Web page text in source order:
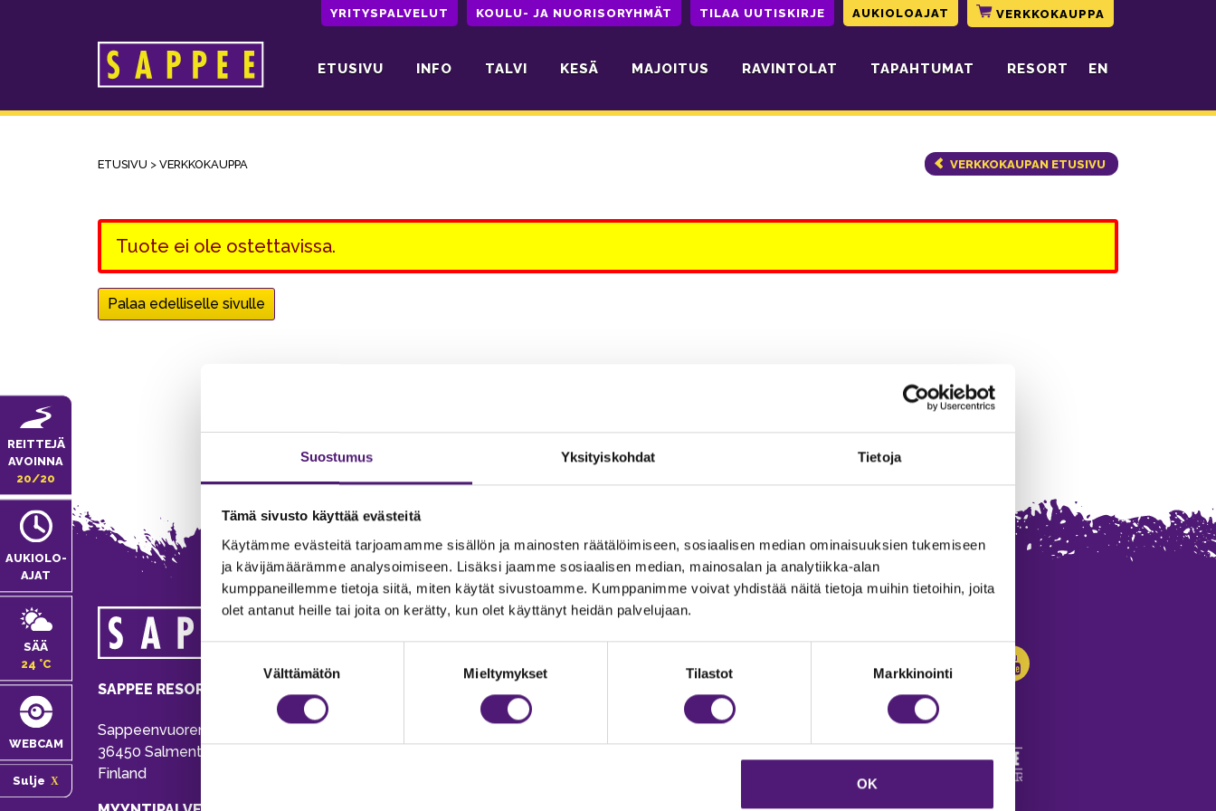
Suostumus Yksityiskohdat Tietoja
Tämä sivusto käyttää evästeitä
Käytämme evästeitä tarjoamamme sisällön ja mainosten räätälöimiseen, sosiaalisen median ominaisuuksien tukemiseen
ja kävijämäärämme analysoimiseen. Lisäksi jaamme sosiaalisen median, mainosalan ja analytiikka-alan
kumppaneillemme tietoja siitä, miten käytät sivustoamme. Kumppanimme voivat yhdistää näitä tietoja muihin tietoihin, joita
olet antanut heille tai joita on kerätty, kun olet käyttänyt heidän palvelujaan.
Välttämätön Mieltymykset Tilastot Markkinointi
OK
YRITYSPALVELUT KOULU- JA NUORISORYHMÄT TILAA UUTISKIRJE AUKIOLOAJAT VERKKOKAUPPA
Päävalikko ETUSIVU INFO TALVI KESÄ MAJOITUS RAVINTOLAT TAPAHTUMAT RESORT EN
REITTEJÄ
AVOINNA
20/20
AUKIOLO­
AJAT
SÄÄ
24 °C
WEBCAM
Sulje
ETUSIVU > VERKKOKAUPPA VERKKOKAUPAN ETUSIVU
Tuote ei ole ostettavissa.
Palaa edelliselle sivulle
SAPPEE RESORT
Sappeenvuorentie 200
36450 Salmentaka, Pälkäne
Finland
MAJOITUS
020 755 9975
majoitus@sappee.fi
Vastuullisuus
Avoimet työpaikat
Anna palautetta
Evästeasetukset